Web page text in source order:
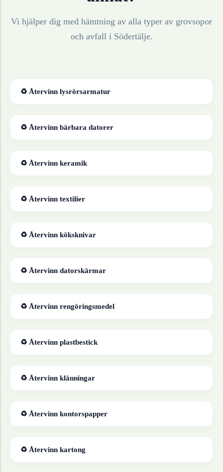
Vi hjälper dig med hämtning av alla typer av grovsopor
och avfall i Södertälje.
♻ Återvinn lysrörsarmatur
♻ Återvinn bärbara datorer
♻ Återvinn keramik
♻ Återvinn textilier
♻ Återvinn köksknivar
♻ Återvinn datorskärmar
♻ Återvinn rengöringsmedel
♻ Återvinn plastbestick
♻ Återvinn klänningar
♻ Återvinn kontorspapper
♻ Återvinn kartong